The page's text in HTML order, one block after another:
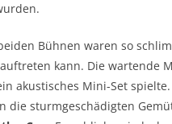
Bühnen waren so
kann. Die wartende
akustisches Mini-Set
die sturmgeschädigten